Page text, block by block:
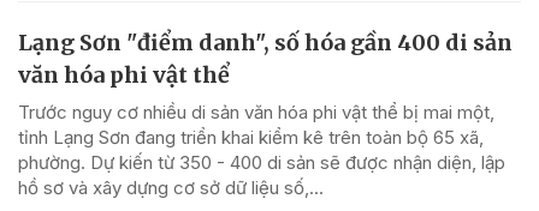
Lạng Sơn "điểm danh", số hóa gần 400 di sản
văn hóa phi vật thể
Trước nguy cơ nhiều di sản văn hóa phi vật thể bị mai một,
tỉnh Lạng Sơn đang triển khai kiểm kê trên toàn bộ 65 xã,
phường. Dự kiến từ 350 - 400 di sản sẽ được nhận diện, lập
hồ sơ và xây dựng cơ sở dữ liệu số,...